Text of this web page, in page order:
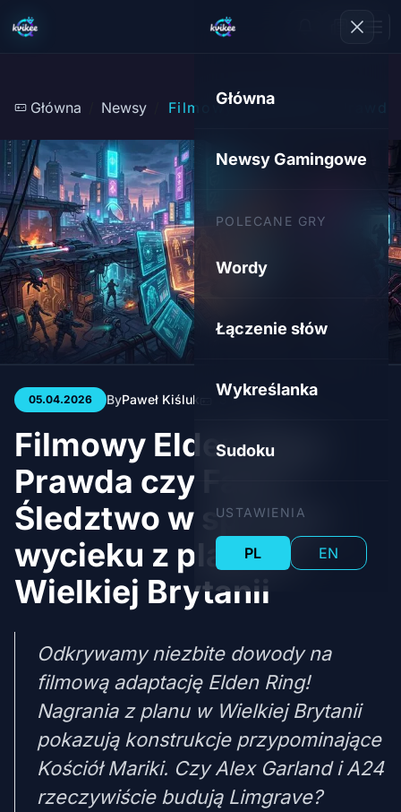
Główna
Newsy Gamingowe
POLECANE GRY
Wordy
Łączenie słów
Wykreślanka
Sudoku
USTAWIENIA
PL EN
Główna Newsy Filmowy Elden Ring:
05.04.2026 ByPaweł Kiśluk 3 min 52
Filmowy Elden Ring:
Prawda czy Fake?
Śledztwo w sprawie
wycieku z planu w
Wielkiej Brytanii
Odkrywamy niezbite dowody na
filmową adaptację Elden Ring!
Nagrania z planu w Wielkiej Brytanii
pokazują konstrukcje przypominające
Kościół Mariki. Czy Alex Garland i A24
rzeczywiście budują Limgrave?